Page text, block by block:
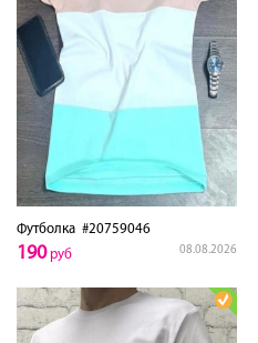
Футболка #20759046
08.08.2026
190руб